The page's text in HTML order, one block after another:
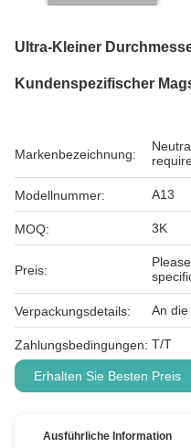
Ultra-Kleiner
Kundenspezifischer
Markenbezeichnung:
Neutral Customised to
Modellnummer: A13
MOQ: 3K
Preis:
Verpackungsdetails: An
Zahlungsbedingungen: T/T
Erhalten Sie Besten Preis
Ausführliche Information